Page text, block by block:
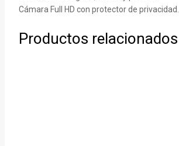
Cámara Full HD con protector de privacidad.
Productos relacionados